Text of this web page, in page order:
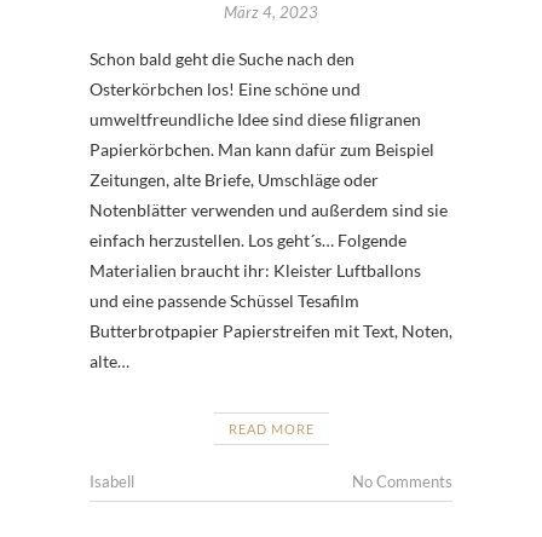
März 4, 2023
Schon bald geht die Suche nach den
Osterkörbchen los! Eine schöne und
umweltfreundliche Idee sind diese filigranen
Papierkörbchen. Man kann dafür zum Beispiel
Zeitungen, alte Briefe, Umschläge oder
Notenblätter verwenden und außerdem sind sie
einfach herzustellen. Los geht´s… Folgende
Materialien braucht ihr: Kleister Luftballons
und eine passende Schüssel Tesafilm
Butterbrotpapier Papierstreifen mit Text, Noten,
alte…
READ MORE
Isabell No Comments